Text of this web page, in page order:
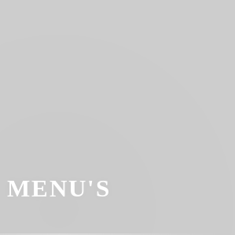
MENU'S